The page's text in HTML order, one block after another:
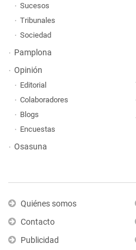
Sucesos
Tribunales
Sociedad
Pamplona
Opinión
Editorial
Colaboradores
Blogs
Encuestas
Osasuna
Quiénes somos
Contacto
Publicidad